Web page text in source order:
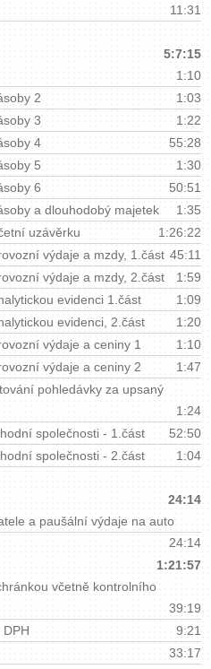
11:31
5:7:15
1:10
2
1:03
3
1:22
4
55:28
5
1:30
6
50:51
a dlouhodobý majetek
1:35
uzávěrku
1:26:22
výdaje a mzdy, 1.část 45:11
výdaje a mzdy, 2.část
1:59
evidenci 1.část
1:09
evidenci, 2.část
1:20
výdaje a ceniny 1
1:10
výdaje a ceniny 2
1:47
pohledávky za upsaný
1:24
společnosti - 1.část
52:50
společnosti - 2.část 1:04
24:14
a paušální výdaje na auto
24:14
1:21:57
včetně kontrolního
39:19
9:21
33:17